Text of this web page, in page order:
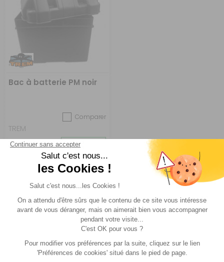
Bac à batterie PM noir
Comparer
TREM
Réf : 495005 EN STOCK
ACHETER 20,90 €